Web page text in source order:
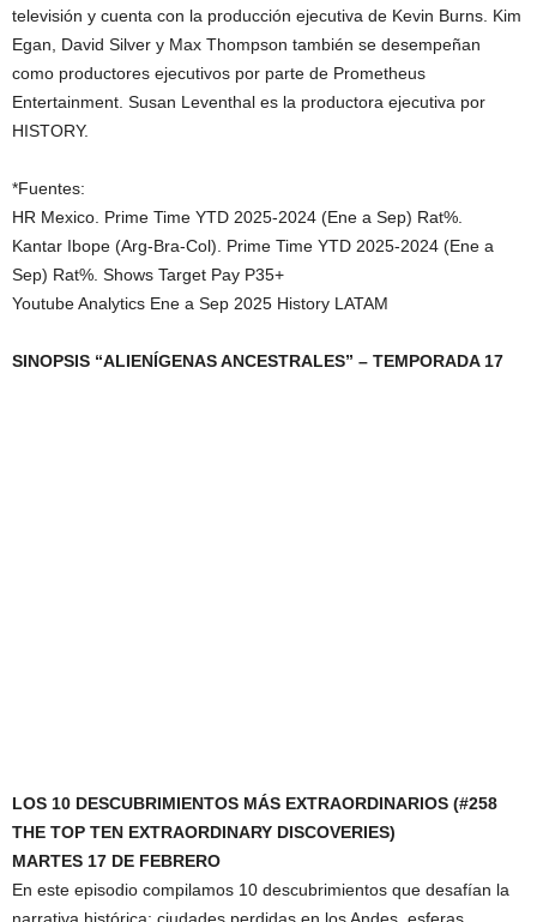
televisión y cuenta con la producción ejecutiva de Kevin Burns. Kim
Egan, David Silver y Max Thompson también se desempeñan
como productores ejecutivos por parte de Prometheus
Entertainment. Susan Leventhal es la productora ejecutiva por
HISTORY.
*Fuentes:
HR Mexico. Prime Time YTD 2025-2024 (Ene a Sep) Rat%.
Kantar Ibope (Arg-Bra-Col). Prime Time YTD 2025-2024 (Ene a
Sep) Rat%. Shows Target Pay P35+
Youtube Analytics Ene a Sep 2025 History LATAM
SINOPSIS “ALIENÍGENAS ANCESTRALES” – TEMPORADA 17
LOS 10 DESCUBRIMIENTOS MÁS EXTRAORDINARIOS (#258
THE TOP TEN EXTRAORDINARY DISCOVERIES)
MARTES 17 DE FEBRERO
En este episodio compilamos 10 descubrimientos que desafían la